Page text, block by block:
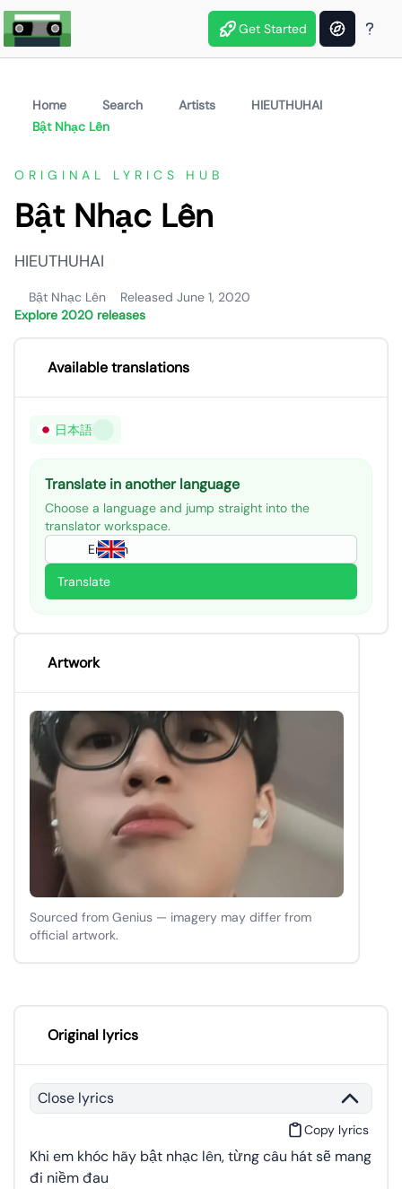
Get Started
Home Search Artists
HIEUTHUHAI
Bật Nhạc Lên
ORIGINAL LYRICS HUB
Bật Nhạc Lên
HIEUTHUHAI
Bật Nhạc Lên
Released June 1, 2020
Explore 2020 releases
Available translations
日本語
Translate in another language
Choose a language and jump straight into the
translator workspace.
English
Translate
Artwork
Sourced from Genius — imagery may differ from
official artwork.
Original lyrics
Close lyrics
Copy lyrics
Khi em khóc hãy bật nhạc lên, từng câu hát sẽ mang
đi niềm đau